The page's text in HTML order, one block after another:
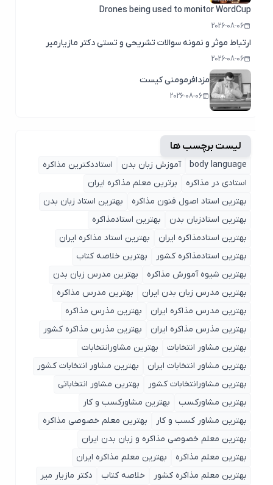
Drones being used to monitor WordCup
2026-08-06
ارتباط موثر و نمونه سوالات تشریحی و تستی دکتر مازیارمیر
2026-08-06
مزدافرمومنی کیست
2026-08-06
لیست برچسب ها
body language آموزش زبان بدن
استاددکترین مذاکره
استادی در مذاکره
برترین معلم مذاکره ایران
بهترین استاد اصول ‌فنون مذاکره
بهترین استاد زبان بدن
بهترین استادزبان بدن
بهترین استادمذاکره
بهترین استادمذاکره ایران
بهترین استاد مذاکره ایران
بهترین استادمذاکره کشور
بهترین خلاصه کتاب
بهترین شیوه آمورش مذاکره
بهترین مدرس زبان بدن
بهترین مدرس زبان بدن ایران
بهترین مدرس مذاکره
بهترین مدرس مذاکره ایران
بهترین مذرس مذاکره
بهترین مذرس مذاکره ایران
بهترین مذرس مذاکره کشور
بهترین مشاور انتخابات
بهترین مشاورانتخابات
بهترین مشاور انتخابات ایران
بهترین مشاور انتخابات کشور
بهترین مشاورانتخابات کشور
بهترین مشاور انتخاباتی
بهترین مشاورکسب
بهترین مشاورکسب و کار
بهترین مشاور کسب و کار
بهترین معلم خصوصی مذاکره
بهترین معلم خصوصی مذاکره و زبان بدن ایران
بهترین معلم مذاکره
بهترین معلم مذاکره ایران
بهترین معلم مذاکره کشور
خلاصه کتاب
دکتر مازیار میر